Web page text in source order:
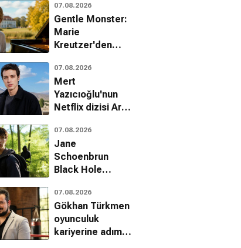
House
07.08.2026
Gentle Monster:
Marie
Kreutzer'den
üzerine çarpıcı
bir dram
07.08.2026
Mert
Yazıcıoğlu'nun
Netflix dizisi Aras
gelişme
07.08.2026
Jane
Schoenbrun
Black Hole
senaryo
çalışmalarına hız
verdi
07.08.2026
Gökhan Türkmen
oyunculuk
kariyerine adım